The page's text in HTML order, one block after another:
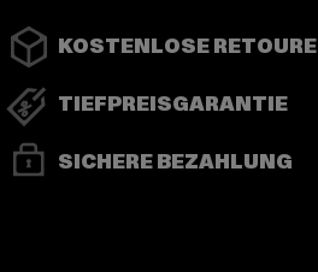
KOSTENLOSE RETOURE
TIEFPREISGARANTIE
SICHERE BEZAHLUNG